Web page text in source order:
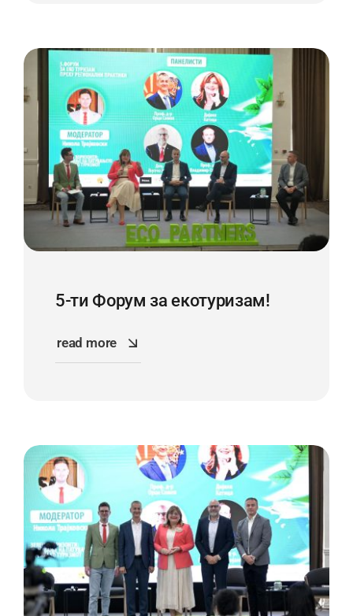
5-ти Форум за екотуризам!
read more